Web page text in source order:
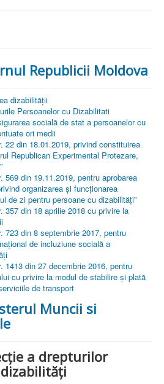
Republicii Moldova
dizabilității
Persoanelor cu Dizabilitati
socială de stat a persoanelor cu
ori medii
22 din 18.01.2019, privind constituirea
Republican Experimental Protezare,
569 din 19.11.2019, pentru aprobarea
organizarea și funcționarea
de zi pentru persoane cu dizabilități”
357 din 18 aprilie 2018 cu privire la
723 din 8 septembrie 2017, pentru
de incluziune socială a
1413 din 27 decembrie 2016, pentru
cu privire la modul de stabilire şi plată
de transport
Muncii si
a drepturilor